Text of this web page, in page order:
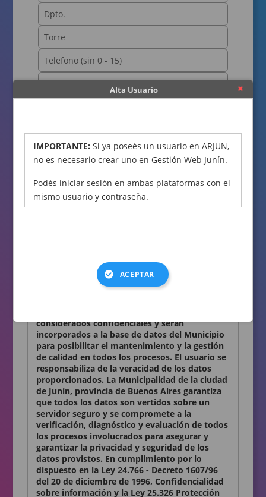
Términos y condiciones
Declaro conocer y aceptar lo establecido en la
considerados confidenciales y serán
incorporados a la base de datos del Municipio
para posibilitar el mantenimiento y la gestión
de calidad en todos los procesos. El usuario se
responsabiliza de la veracidad de los datos
proporcionados. La Municipalidad de la ciudad
de Junín, provincia de Buenos Aires garantiza
que todos los datos son vertidos sobre un
servidor seguro y se compromete a la
verificación, diagnóstico y evaluación de todos
los procesos involucrados para asegurar y
garantizar la privacidad y seguridad de los
datos provistos. En cumplimiento por lo
dispuesto en la Ley 24.766 - Decreto 1607/96
del 20 de diciembre de 1996, Confidencialidad
sobre información y la Ley 25.326 Protección
Alta Usuario
IMPORTANTE:Si ya poseés un usuario en ARJUN,
no es necesario crear uno en Gestión Web Junín.
Podés iniciar sesión en ambas plataformas con el
mismo usuario y contraseña.
ACEPTAR